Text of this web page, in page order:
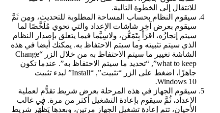
للانتقال إلى الخطوة التالية.
سيقوم النظام بحساب المساحة المطلوبة للتحديث، ومِن ثَمَّ
سيقوم بعرض آخِر شاشات الإعداد والتي تحوي مُلَخَّصًا لما
سيتم إنجازُه، اقرَأ بِتَمَعُّن، ولاسِيَّما فيما يتعلق بإصدار النظام
الذي سيتم تثبيته وما سيتم الاحتفاظ به. يمكنك أيضا في هذه
الشاشة تغيير ما سيتم الاحتفاظ به من خلال الزر “Change
what to keep”, “تحديد ما سيتم الاحتفاظ به”. عندما تكون
جاهزًا، اضغط على الزر “تثبيت”, “Install” لبدء تثبيت
Windows 10.
سيقوم الجهاز في هذه المرحلة بعرض شريط تقدُّم لعملية
الإعداد، ثُمَّ سيقوم بإعادة التشغيل أكثر من مرة. في غالب
الأحيان، تتم إعادة تشغيل الجهاز مرتين، وبعدها يَظْهَر شريط